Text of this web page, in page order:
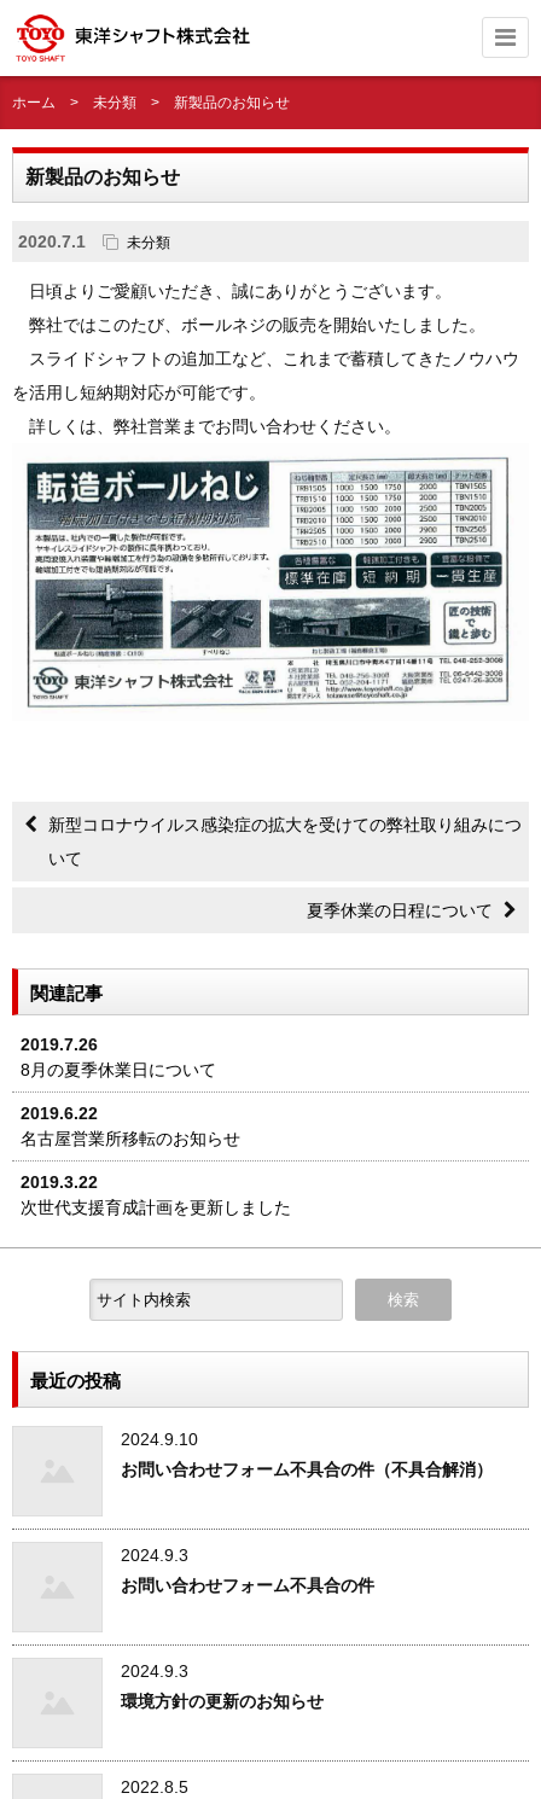
ホーム > 未分類 > 新製品のお知らせ
新製品のお知らせ
2020.7.1 未分類
日頃よりご愛顧いただき、誠にありがとうございます。
弊社ではこのたび、ボールネジの販売を開始いたしました。
スライドシャフトの追加工など、これまで蓄積してきたノウハウ
を活用し短納期対応が可能です。
詳しくは、弊社営業までお問い合わせください。
新型コロナウイルス感染症の拡大を受けての弊社取り組みにつ
いて
夏季休業の日程について
関連記事
2019.7.26
8月の夏季休業日について
2019.6.22
名古屋営業所移転のお知らせ
2019.3.22
次世代支援育成計画を更新しました
最近の投稿
お問い合わせフォーム不具合の件（不具合解消）
2024.9.10
お問い合わせフォーム不具合の件
2024.9.3
環境方針の更新のお知らせ
2024.9.3
2022.8.5